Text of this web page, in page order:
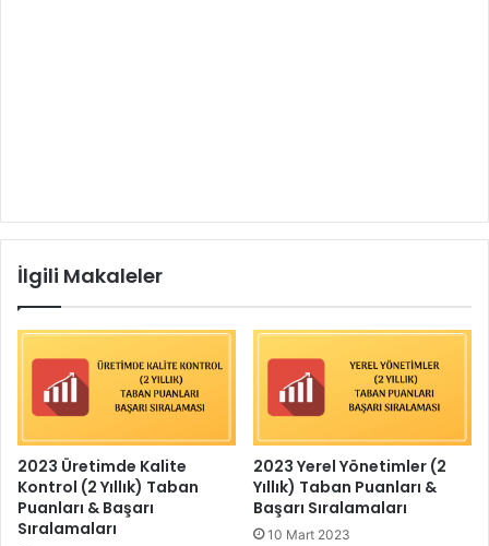
İlgili Makaleler
2023 Üretimde Kalite
Kontrol (2 Yıllık) Taban
Puanları & Başarı
Sıralamaları
2023 Yerel Yönetimler (2
Yıllık) Taban Puanları &
Başarı Sıralamaları
10 Mart 2023